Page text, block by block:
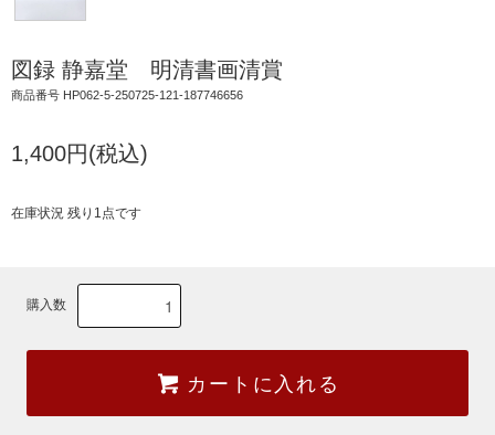
図録 静嘉堂 明清書画清賞
商品番号 HP062-5-250725-121-187746656
1,400円(税込)
在庫状況 残り1点です
購入数
カートに入れる